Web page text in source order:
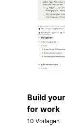
Build
for work
10 Vorlagen